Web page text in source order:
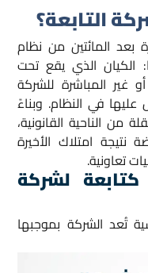
التابعة؟
بعد المائتين من نظام
الكيان الذي يقع تحت
أو غير المباشرة للشركة
في النظام. وبناءً
من الناحية القانونية،
نتيجة امتلاك الأخيرة
تعاونية.
لشركة
رئيسية تُعد الشركة بموجبها